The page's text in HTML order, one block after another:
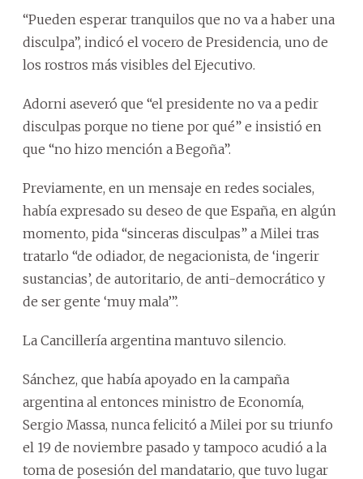
“Pueden esperar tranquilos que no va a haber una
disculpa”, indicó el vocero de Presidencia, uno de
los rostros más visibles del Ejecutivo.
Adorni aseveró que “el presidente no va a pedir
disculpas porque no tiene por qué” e insistió en
que “no hizo mención a Begoña”.
Previamente, en un mensaje en redes sociales,
había expresado su deseo de que España, en algún
momento, pida “sinceras disculpas” a Milei tras
tratarlo “de odiador, de negacionista, de ‘ingerir
sustancias’, de autoritario, de anti-democrático y
de ser gente ‘muy mala’”.
La Cancillería argentina mantuvo silencio.
Sánchez, que había apoyado en la campaña
argentina al entonces ministro de Economía,
Sergio Massa, nunca felicitó a Milei por su triunfo
el 19 de noviembre pasado y tampoco acudió a la
toma de posesión del mandatario, que tuvo lugar